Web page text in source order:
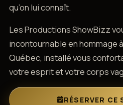
qu’on lui connaît.
Les Productions ShowBizz
incontournable en hommage
Québec, installé vous
votre esprit et votre corps
RÉSERVER CE